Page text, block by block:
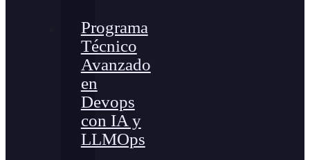
Programa
Técnico
Avanzado
en
Devops
con IA y
LLMOps